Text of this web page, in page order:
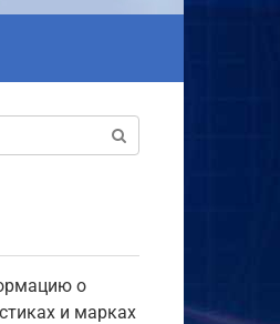
о
и марках